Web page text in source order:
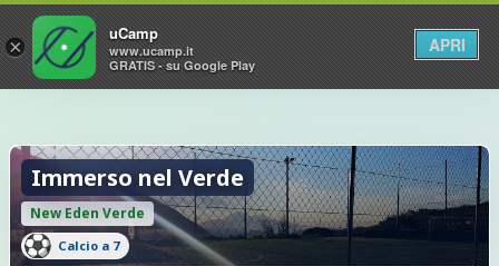
Immerso nel Verde
New Eden Verde
Calcio a 7
×
uCamp
www.ucamp.it
GRATIS - su Google Play
APRI